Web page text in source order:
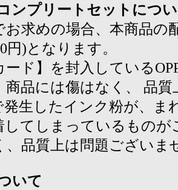
ンプリートセットにつ
お求めの場合、本商品の
円)となります。
ード】を封入している
商品には傷はなく、 品
発生したインク粉が、ま
してしまっているもの
、品質上は問題ございま
いて